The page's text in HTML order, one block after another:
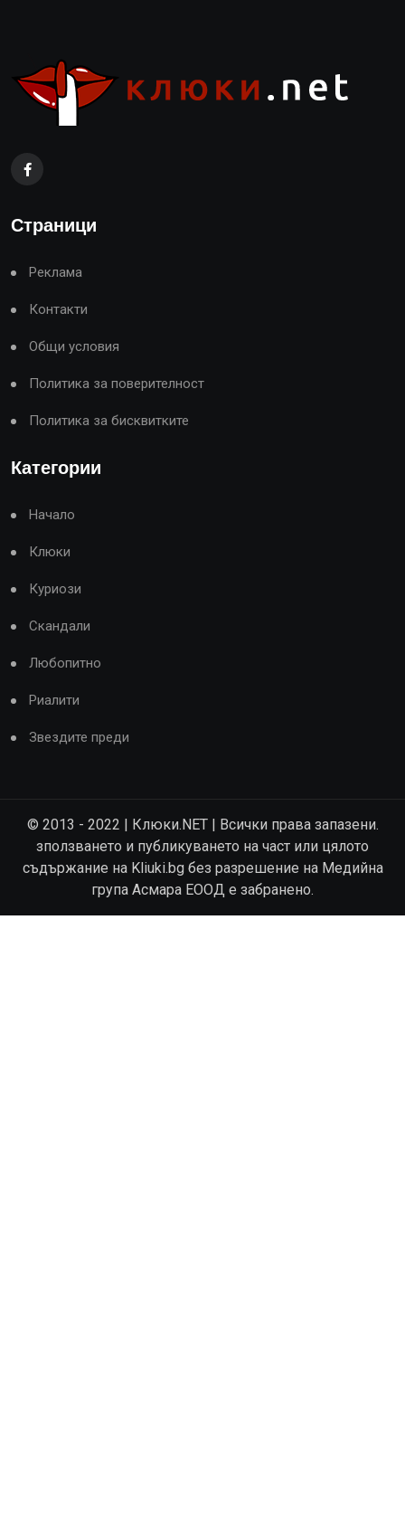
Страници
Реклама
Контакти
Общи условия
Политика за поверителност
Политика за бисквитките
Категории
Начало
Клюки
Куриози
Скандали
Любопитно
Риалити
Звездите преди
© 2013 - 2022 | Клюки.NET | Всички права запазени.
зползването и публикуването на част или цялото
съдържание на Kliuki.bg без разрешение на Медийна
група Асмара ЕООД е забранено.